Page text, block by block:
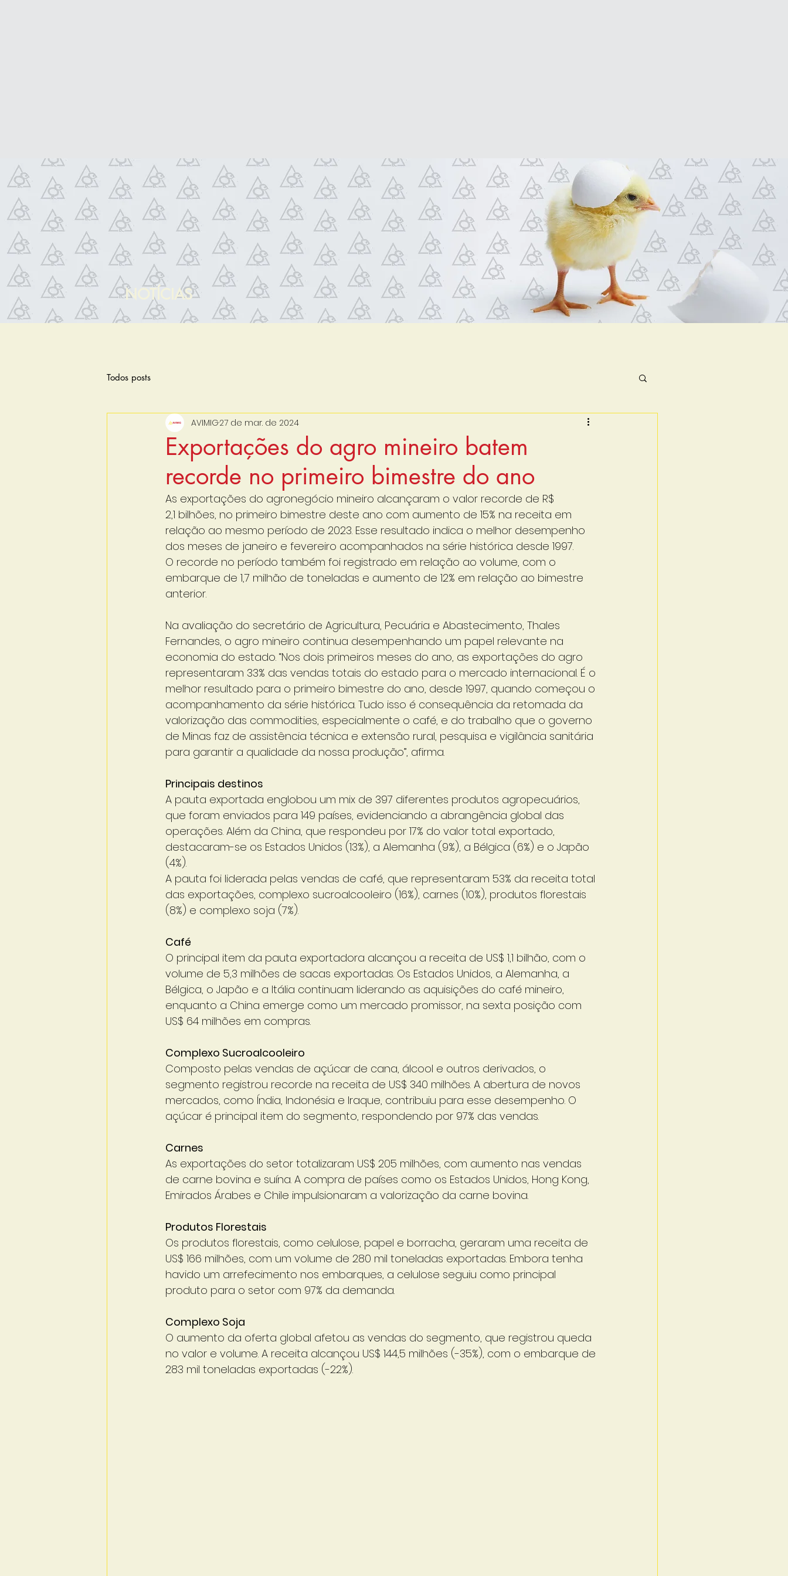
NOTÍCIAS
Todos posts
Exportações do agro mineiro batem
recorde no primeiro bimestre do ano
AVIMIG27 de mar. de 2024
As exportações do agronegócio mineiro alcançaram o valor recorde de R$
2,1 bilhões, no primeiro bimestre deste ano com aumento de 15% na receita em
relação ao mesmo período de 2023. Esse resultado indica o melhor desempenho
dos meses de janeiro e fevereiro acompanhados na série histórica desde 1997.
O recorde no período também foi registrado em relação ao volume, com o
embarque de 1,7 milhão de toneladas e aumento de 12% em relação ao bimestre
anterior.
Na avaliação do secretário de Agricultura, Pecuária e Abastecimento, Thales
Fernandes, o agro mineiro continua desempenhando um papel relevante na
economia do estado. “Nos dois primeiros meses do ano, as exportações do agro
representaram 33% das vendas totais do estado para o mercado internacional. É o
melhor resultado para o primeiro bimestre do ano, desde 1997, quando começou o
acompanhamento da série histórica. Tudo isso é consequência da retomada da
valorização das commodities, especialmente o café, e do trabalho que o governo
de Minas faz de assistência técnica e extensão rural, pesquisa e vigilância sanitária
para garantir a qualidade da nossa produção”, afirma.
Principais destinos
A pauta exportada englobou um mix de 397 diferentes produtos agropecuários,
que foram enviados para 149 países, evidenciando a abrangência global das
operações. Além da China, que respondeu por 17% do valor total exportado,
destacaram-se os Estados Unidos (13%), a Alemanha (9%), a Bélgica (6%) e o Japão
(4%).
A pauta foi liderada pelas vendas de café, que representaram 53% da receita total
das exportações, complexo sucroalcooleiro (16%), carnes (10%), produtos florestais
(8%) e complexo soja (7%).
Café
O principal item da pauta exportadora alcançou a receita de US$ 1,1 bilhão, com o
volume de 5,3 milhões de sacas exportadas. Os Estados Unidos, a Alemanha, a
Bélgica, o Japão e a Itália continuam liderando as aquisições do café mineiro,
enquanto a China emerge como um mercado promissor, na sexta posição com
US$ 64 milhões em compras.
Complexo Sucroalcooleiro
Composto pelas vendas de açúcar de cana, álcool e outros derivados, o
segmento registrou recorde na receita de US$ 340 milhões. A abertura de novos
mercados, como Índia, Indonésia e Iraque, contribuiu para esse desempenho. O
açúcar é principal item do segmento, respondendo por 97% das vendas.
Carnes
As exportações do setor totalizaram US$ 205 milhões, com aumento nas vendas
de carne bovina e suína. A compra de países como os Estados Unidos, Hong Kong,
Emirados Árabes e Chile impulsionaram a valorização da carne bovina.
Produtos Florestais
Os produtos florestais, como celulose, papel e borracha, geraram uma receita de
US$ 166 milhões, com um volume de 280 mil toneladas exportadas. Embora tenha
havido um arrefecimento nos embarques, a celulose seguiu como principal
produto para o setor com 97% da demanda.
Complexo Soja
O aumento da oferta global afetou as vendas do segmento, que registrou queda
no valor e volume. A receita alcançou US$ 144,5 milhões (-35%), com o embarque de
283 mil toneladas exportadas (-22%).